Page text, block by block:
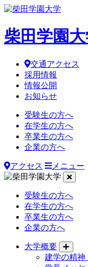
柴田学園
交通アクセス
採用情報
情報公開
お知らせ
受験生の方へ
在学生の方へ
卒業生の方へ
企業の方へ
アクセス メニュー
受験生の方へ
在学生の方へ
卒業生の方へ
企業の方へ
大学概要
建学の精神